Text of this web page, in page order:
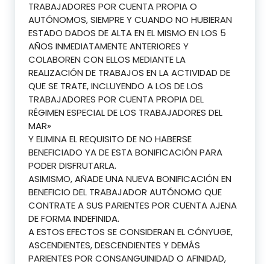
TRABAJADORES POR CUENTA PROPIA O
AUTÓNOMOS, SIEMPRE Y CUANDO NO HUBIERAN
ESTADO DADOS DE ALTA EN EL MISMO EN LOS 5
AÑOS INMEDIATAMENTE ANTERIORES Y
COLABOREN CON ELLOS MEDIANTE LA
REALIZACIÓN DE TRABAJOS EN LA ACTIVIDAD DE
QUE SE TRATE, INCLUYENDO A LOS DE LOS
TRABAJADORES POR CUENTA PROPIA DEL
RÉGIMEN ESPECIAL DE LOS TRABAJADORES DEL
MAR»
Y ELIMINA EL REQUISITO DE NO HABERSE
BENEFICIADO YA DE ESTA BONIFICACIÓN PARA
PODER DISFRUTARLA.
ASIMISMO, AÑADE UNA NUEVA BONIFICACIÓN EN
BENEFICIO DEL TRABAJADOR AUTÓNOMO QUE
CONTRATE A SUS PARIENTES POR CUENTA AJENA
DE FORMA INDEFINIDA.
A ESTOS EFECTOS SE CONSIDERAN EL CÓNYUGE,
ASCENDIENTES, DESCENDIENTES Y DEMÁS
PARIENTES POR CONSANGUINIDAD O AFINIDAD,